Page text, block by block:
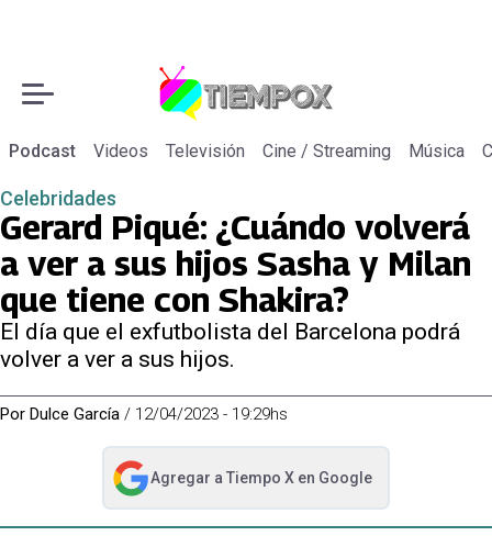
Podcast Videos Televisión Cine / Streaming Música
Celebridades
Gerard Piqué: ¿Cuándo volverá
a ver a sus hijos Sasha y Milan
que tiene con Shakira?
El día que el exfutbolista del Barcelona podrá
volver a ver a sus hijos.
Por Dulce García / 12/04/2023 - 19:29hs
Agregar a Tiempo Xen Google
abre en nueva pestaña